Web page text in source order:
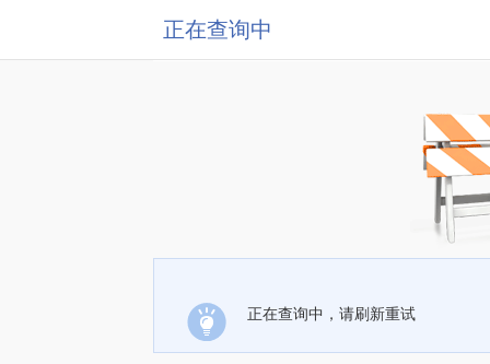
正在查询中
正在查询中，请刷新重试